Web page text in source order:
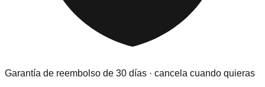
Garantía de reembolso de 30 días · cancela cuando quieras